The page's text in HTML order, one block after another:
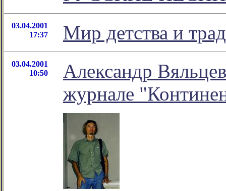
03.04.2001
17:37
Мир детства и
03.04.2001
10:50
Александр
журнале